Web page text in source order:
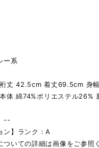
ー系
/裄丈 42.5cm 着丈69.5cm 身
本体 綿74%ポリエステル26%
--
ン】ランク：A
ついての詳細は画像をご参照